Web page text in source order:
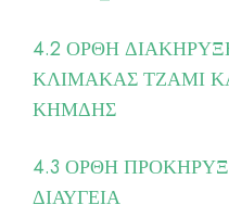
4.2 ΟΡΘΗ
ΚΛΙΜΑΚΑΣ ΤΖΑΜΙ
ΚΗΜΔΗΣ
4.3 ΟΡΘΗ ΠΡΟΚΗΡΥΞΗ
ΔΙΑΥΓΕΙΑ